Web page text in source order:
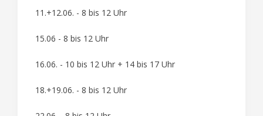
11.+12.06. - 8 bis 12 Uhr
15.06 - 8 bis 12 Uhr
16.06. - 10 bis 12 Uhr + 14 bis 17 Uhr
18.+19.06. - 8 bis 12 Uhr